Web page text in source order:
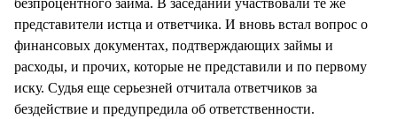
безпроцентного займа. В заседании участвовали те же
представители истца и ответчика. И вновь встал вопрос о
финансовых документах, подтверждающих займы и
расходы, и прочих, которые не представили и по первому
иску. Судья еще серьезней отчитала ответчиков за
бездействие и предупредила об ответственности.